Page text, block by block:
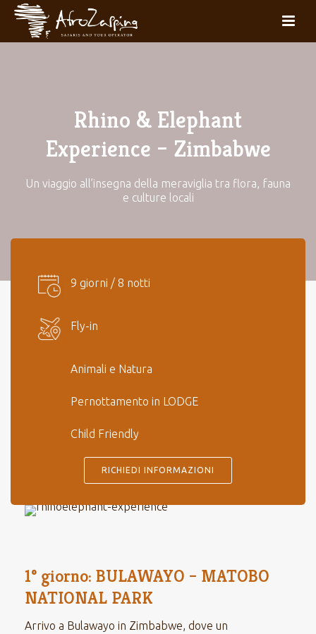
Rhino & Elephant
Experience – Zimbabwe
Un viaggio all’insegna della meraviglia tra flora, fauna
e culture locali
9 giorni / 8 notti
Fly-in
Animali e Natura
Pernottamento in LODGE
Child Friendly
RICHIEDI INFORMAZIONI
1° giorno: BULAWAYO – MATOBO
NATIONAL PARK
Arrivo a Bulawayo in Zimbabwe, dove un